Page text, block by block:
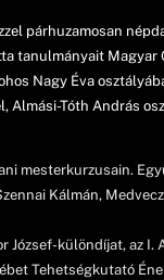
párhuzamosan
tanulmányait Magyar
Nagy Éva
Almási-Tóth András
mesterkurzusain.
Kálmán,
József-különdíjat, az I.
Tehetségkutató